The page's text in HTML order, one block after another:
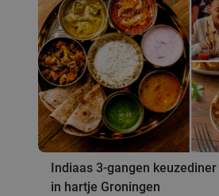
Indiaas 3-gangen
in hartje Groningen